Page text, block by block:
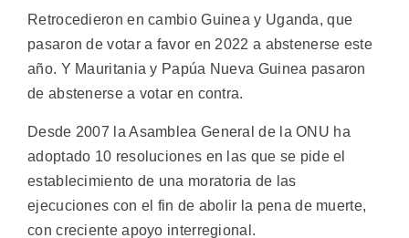
Retrocedieron en cambio Guinea y Uganda, que
pasaron de votar a favor en 2022 a abstenerse este
año. Y Mauritania y Papúa Nueva Guinea pasaron
de abstenerse a votar en contra.
Desde 2007 la Asamblea General de la ONU ha
adoptado 10 resoluciones en las que se pide el
establecimiento de una moratoria de las
ejecuciones con el fin de abolir la pena de muerte,
con creciente apoyo interregional.